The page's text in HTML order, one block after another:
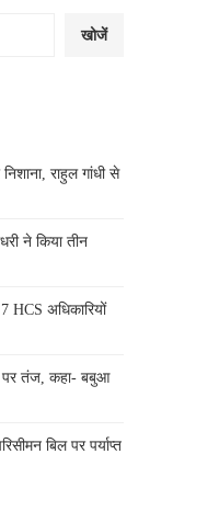
खोजें
राहुल गांधी से
ने किया तीन
HCS अधिकारियों
पर तंज, कहा- बबुआ
बिल पर पर्याप्त